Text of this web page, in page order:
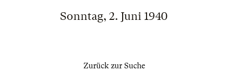
Sonntag, 2. Juni 1940
Zurück zur Suche